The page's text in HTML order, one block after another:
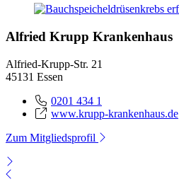
Alfried Krupp Krankenhaus
Alfried-Krupp-Str. 21
45131 Essen
0201 434 1
www.krupp-krankenhaus.de
Zum Mitgliedsprofil